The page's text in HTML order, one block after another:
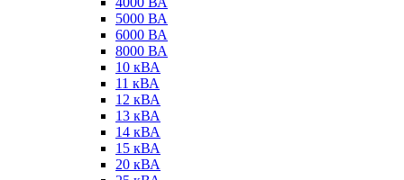
5000 ВА
6000 ВА
8000 ВА
10 кВА
11 кВА
12 кВА
13 кВА
14 кВА
15 кВА
20 кВА